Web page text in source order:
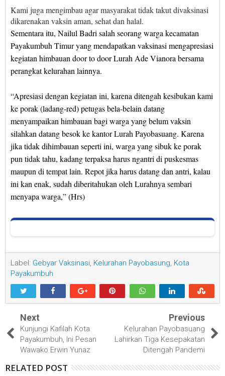
Kami juga mengimbau agar masyarakat tidak takut divaksinasi
dikarenakan vaksin aman, sehat dan halal.
Sementara itu, Nailul Badri salah seorang warga kecamatan
Payakumbuh Timur yang mendapatkan vaksinasi mengapresiasi
kegiatan himbauan door to door Lurah Ade Vianora bersama
perangkat kelurahan lainnya.
“Apresiasi dengan kegiatan ini, karena ditengah kesibukan kami
ke porak (ladang-red) petugas bela-belain datang
menyampaikan himbauan bagi warga yang belum vaksin
silahkan datang besok ke kantor Lurah Payobasuang. Karena
jika tidak dihimbauan seperti ini, warga yang sibuk ke porak
pun tidak tahu, kadang terpaksa harus ngantri di puskesmas
maupun di tempat lain. Repot jika harus datang dan antri, kalau
ini kan enak, sudah diberitahukan oleh Lurahnya sembari
menyapa warga,” (Hrs)
Label: Gebyar Vaksinasi, Kelurahan Payobasung, Kota
Payakumbuh
Next
Kunjungi Kafilah Kota
Payakumbuh, Ini Pesan
Wawako Erwin Yunaz
Previous
Kelurahan Payobasuang
Lahirkan Tiga Kesepakatan
Ditengah Pandemi
RELATED POST